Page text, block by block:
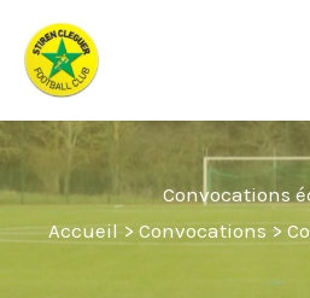
contenu
Convocations
Accueil > Convocations >